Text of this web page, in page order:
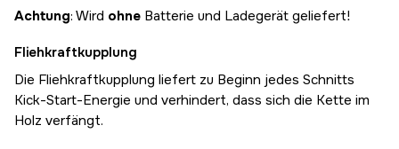
Achtung: Wird ohne Batterie und Ladegerät geliefert!
Fliehkraftkupplung
Die Fliehkraftkupplung liefert zu Beginn jedes Schnitts
Kick-Start-Energie und verhindert, dass sich die Kette im
Holz verfängt.